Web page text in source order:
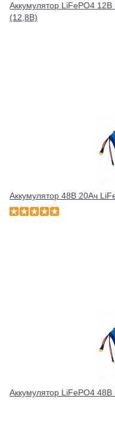
Аккумулятор LiFePO4
(12,8В)
Аккумулятор 48В 20Ач
Аккумулятор LiFePO4